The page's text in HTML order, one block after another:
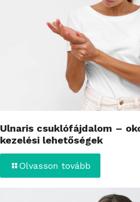
Ulnaris csuklófájdalom –
kezelési lehetőségek
Olvasson tovább